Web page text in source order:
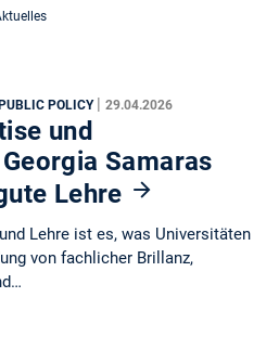
POLICY 29.04.2026
und
Samaras
Lehre
Lehre ist es, was Universitäten
von fachlicher Brillanz,